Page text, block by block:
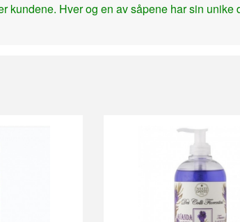
kundene. Hver og en av såpene har sin unike